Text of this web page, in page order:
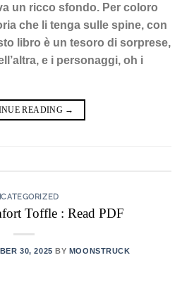
un ricco sfondo. Per coloro
che li tenga sulle spine, con
libro è un tesoro di sorprese,
e i personaggi, oh i
READING →
Toffle : Read PDF
30, 2025 BY MOONSTRUCK